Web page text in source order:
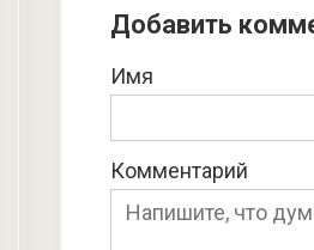
Добавить
Имя
Комментарий